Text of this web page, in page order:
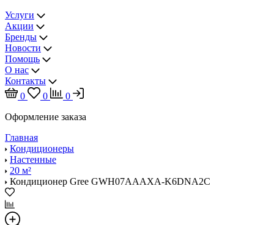
Услуги
Акции
Бренды
Новости
Помощь
О нас
Контакты
0
0
0
Оформление заказа
Главная
Кондиционеры
Настенные
20 м²
Кондиционер Gree GWH07AAAXA-K6DNA2C